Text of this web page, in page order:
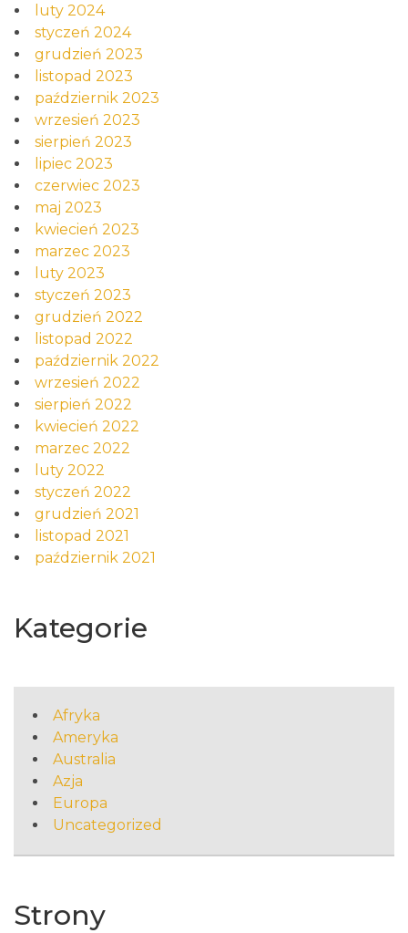
luty 2024
styczeń 2024
grudzień 2023
listopad 2023
październik 2023
wrzesień 2023
sierpień 2023
lipiec 2023
czerwiec 2023
maj 2023
kwiecień 2023
marzec 2023
luty 2023
styczeń 2023
grudzień 2022
listopad 2022
październik 2022
wrzesień 2022
sierpień 2022
kwiecień 2022
marzec 2022
luty 2022
styczeń 2022
grudzień 2021
listopad 2021
październik 2021
Kategorie
Afryka
Ameryka
Australia
Azja
Europa
Uncategorized
Strony